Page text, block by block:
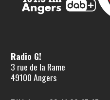
Radio G!
3 rue de la Rame
49100 Angers